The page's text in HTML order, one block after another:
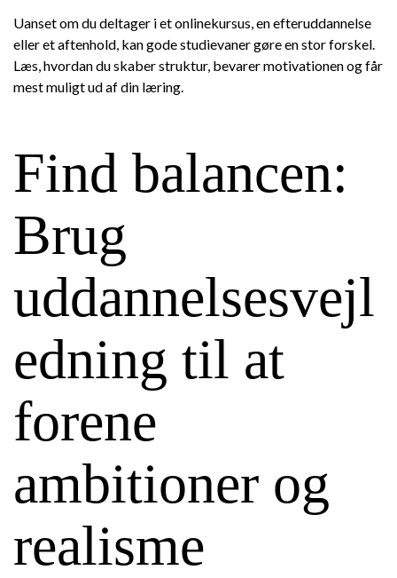
Uanset om du deltager i et onlinekursus, en efteruddannelse
eller et aftenhold, kan gode studievaner gøre en stor forskel.
Læs, hvordan du skaber struktur, bevarer motivationen og får
mest muligt ud af din læring.
Find balancen:
Brug
uddannelsesvejl
edning til at
forene
ambitioner og
realisme